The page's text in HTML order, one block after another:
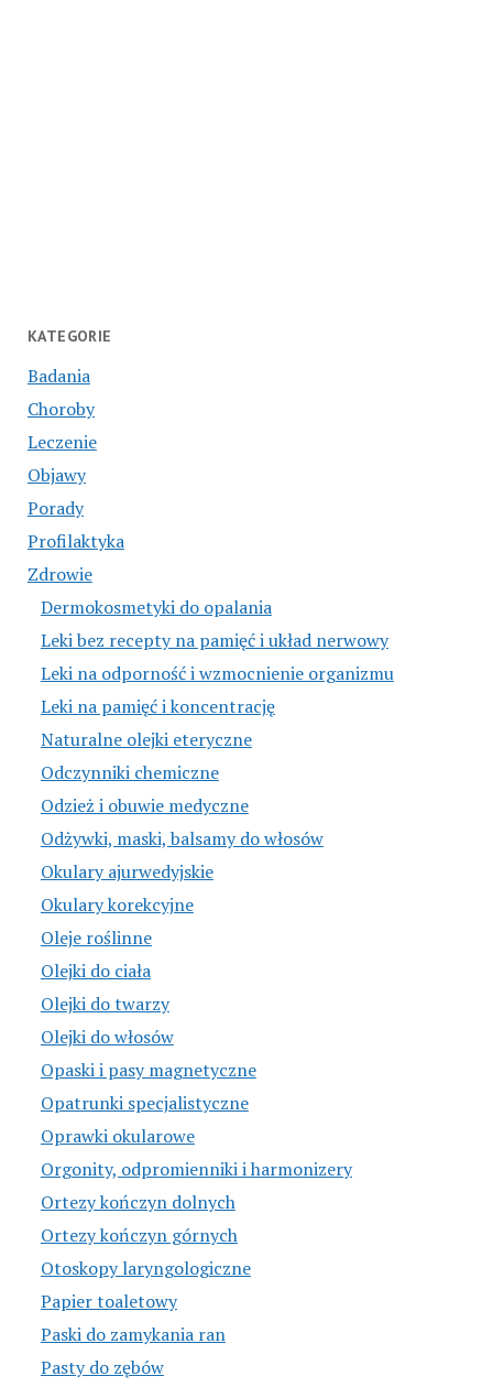
KATEGORIE
Badania
Choroby
Leczenie
Objawy
Porady
Profilaktyka
Zdrowie
Dermokosmetyki do opalania
Leki bez recepty na pamięć i układ nerwowy
Leki na odporność i wzmocnienie organizmu
Leki na pamięć i koncentrację
Naturalne olejki eteryczne
Odczynniki chemiczne
Odzież i obuwie medyczne
Odżywki, maski, balsamy do włosów
Okulary ajurwedyjskie
Okulary korekcyjne
Oleje roślinne
Olejki do ciała
Olejki do twarzy
Olejki do włosów
Opaski i pasy magnetyczne
Opatrunki specjalistyczne
Oprawki okularowe
Orgonity, odpromienniki i harmonizery
Ortezy kończyn dolnych
Ortezy kończyn górnych
Otoskopy laryngologiczne
Papier toaletowy
Paski do zamykania ran
Pasty do zębów